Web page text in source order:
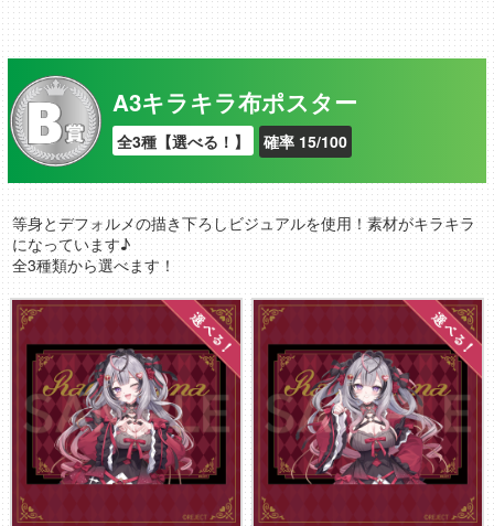
A3キラキラ布ポスター
全3種【選べる！】 確率 15/100
等身とデフォルメの描き下ろしビジュアルを使用！素材がキラキラ
になっています♪
全3種類から選べます！